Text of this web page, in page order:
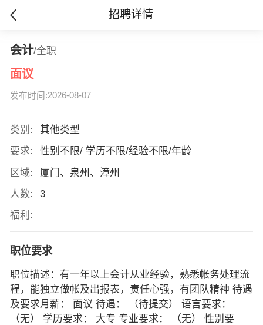
招聘详情
会计/全职
面议
发布时间:2026-08-07
类别:
其他类型
要求:
性别不限/ 学历不限/经验不限/年龄
区域:
厦门、泉州、漳州
人数:
3
福利:
职位要求
职位描述：有一年以上会计从业经验，熟悉帐务处理流
程，能独立做帐及出报表，责任心强，有团队精神 待遇
及要求月薪： 面议 待遇： （待提交） 语言要求：
（无） 学历要求： 大专 专业要求： （无） 性别要